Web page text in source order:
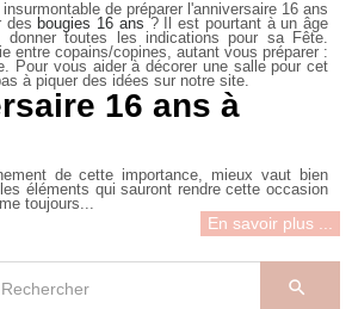
de préparer l'anniversaire 16 ans
des bougies 16 ans ? Il est pourtant à un âge
toutes les indications pour sa Fête.
entre copains/copines, autant vous préparer :
Pour vous aider à décorer une salle pour cet
à piquer des idées sur notre site.
16 ans à
de cette importance, mieux vaut bien
éléments qui sauront rendre cette occasion
toujours...
En savoir plus ...
